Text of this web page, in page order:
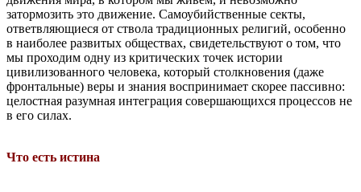
затормозить это движение. Самоубийственные секты,
ответвляющиеся от ствола традиционных религий, особенно
в наиболее развитых обществах, свидетельствуют о том, что
мы проходим одну из критических точек истории
цивилизованного человека, который столкновения (даже
фронтальные) веры и знания воспринимает скорее пассивно:
целостная разумная интеграция совершающихся процессов не
в его силах.
Что есть истина